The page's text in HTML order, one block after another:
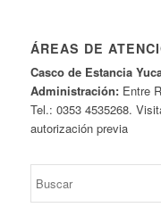
ÁREAS DE
Casco de Estancia
Administración:Entre
Tel.: 0353 4535268.
autorización previa